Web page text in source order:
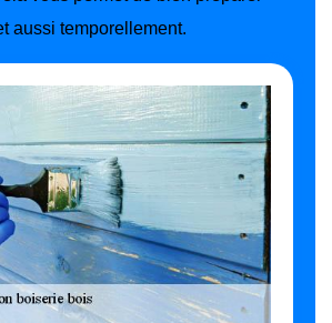
aussi temporellement.